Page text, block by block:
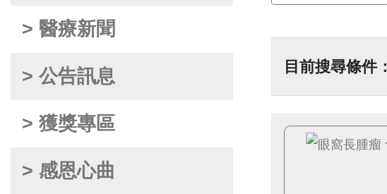
> 醫療新聞
> 公告訊息
> 獲獎專區
> 感恩心曲
目前搜尋條件：